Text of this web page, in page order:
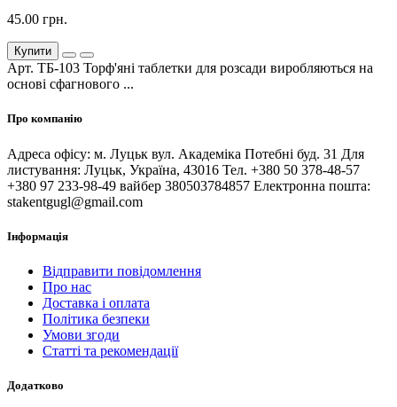
45.00 грн.
Купити
Арт. ТБ-103 Торф'яні таблетки для розсади виробляються на
основі сфагнового ...
Про компанію
Адреса офісу: м. Луцьк вул. Академіка Потебні буд. 31 Для
листування: Луцьк, Україна, 43016 Тел. +380 50 378-48-57
+380 97 233-98-49 вайбер 380503784857 Електронна пошта:
stakentgugl@gmail.com
Інформація
Відправити повідомлення
Про нас
Доставка і оплата
Політика безпеки
Умови згоди
Статті та рекомендації
Додатково